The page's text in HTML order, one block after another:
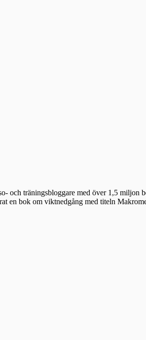
och träningsbloggare med över 1,5 miljon
en bok om viktnedgång med titeln